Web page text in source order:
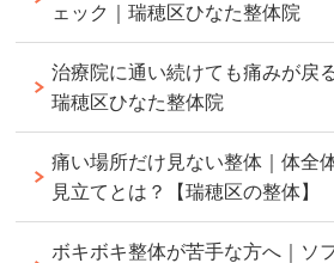
ェック｜瑞穂区ひなた整体院
治療院に通い続けても痛みが戻
瑞穂区ひなた整体院
痛い場所だけ見ない整体｜体全
見立てとは？【瑞穂区の整体】
ボキボキ整体が苦手な方へ｜ソ